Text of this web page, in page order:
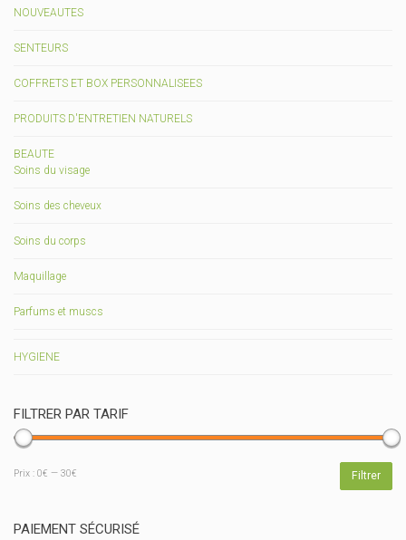
NOUVEAUTES
SENTEURS
COFFRETS ET BOX PERSONNALISEES
PRODUITS D'ENTRETIEN NATURELS
BEAUTE
Soins du visage
Soins des cheveux
Soins du corps
Maquillage
Parfums et muscs
HYGIENE
FILTRER PAR TARIF
Prix
Prix
Filtrer
Prix : 0€ — 30€
PAIEMENT SÉCURISÉ